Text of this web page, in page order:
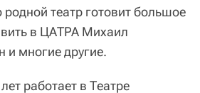
театр готовит большое
в ЦАТРА Михаил
многие другие.
работает в Театре